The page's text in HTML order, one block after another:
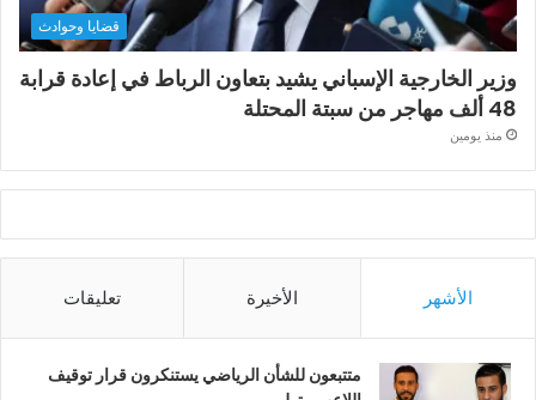
قضايا وحوادث
وزير الخارجية الإسباني يشيد بتعاون الرباط في إعادة قرابة
48 ألف مهاجر من سبتة المحتلة
منذ يومين
الأشهر الأخيرة تعليقات
متتبعون للشأن الرياضي يستنكرون قرار توقيف